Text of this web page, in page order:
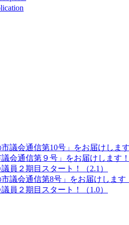
市議会通信第10号」をお届けします
議会通信第９号」をお届けします！
員２期目スタート！（2.1）
市議会通信第8号」をお届けします
員２期目スタート！（1.0）